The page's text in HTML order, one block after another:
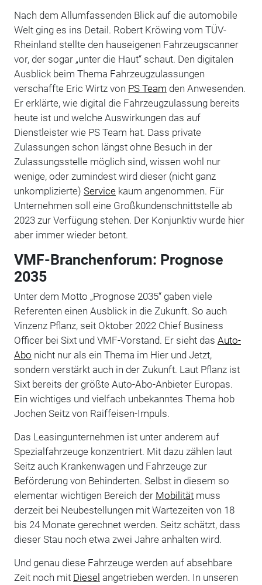
Nach dem Allumfassenden Blick auf die automobile
Welt ging es ins Detail. Robert Kröwing vom TÜV-
Rheinland stellte den hauseigenen Fahrzeugscanner
vor, der sogar „unter die Haut“ schaut. Den digitalen
Ausblick beim Thema Fahrzeugzulassungen
verschaffte Eric Wirtz von PS Team den Anwesenden.
Er erklärte, wie digital die Fahrzeugzulassung bereits
heute ist und welche Auswirkungen das auf
Dienstleister wie PS Team hat. Dass private
Zulassungen schon längst ohne Besuch in der
Zulassungsstelle möglich sind, wissen wohl nur
wenige, oder zumindest wird dieser (nicht ganz
unkomplizierte) Servicekaum angenommen. Für
Unternehmen soll eine Großkundenschnittstelle ab
2023 zur Verfügung stehen. Der Konjunktiv wurde hier
aber immer wieder betont.
VMF-Branchenforum: Prognose
2035
Unter dem Motto „Prognose 2035“ gaben viele
Referenten einen Ausblick in die Zukunft. So auch
Vinzenz Pflanz, seit Oktober 2022 Chief Business
Officer bei Sixt und VMF-Vorstand. Er sieht das Auto-
Abo nicht nur als ein Thema im Hier und Jetzt,
sondern verstärkt auch in der Zukunft. Laut Pflanz ist
Sixt bereits der größte Auto-Abo-Anbieter Europas.
Ein wichtiges und vielfach unbekanntes Thema hob
Jochen Seitz von Raiffeisen-Impuls.
Das Leasingunternehmen ist unter anderem auf
Spezialfahrzeuge konzentriert. Mit dazu zählen laut
Seitz auch Krankenwagen und Fahrzeuge zur
Beförderung von Behinderten. Selbst in diesem so
elementar wichtigen Bereich der Mobilitätmuss
derzeit bei Neubestellungen mit Wartezeiten von 18
bis 24 Monate gerechnet werden. Seitz schätzt, dass
dieser Stau noch etwa zwei Jahre anhalten wird.
Und genau diese Fahrzeuge werden auf absehbare
Zeit noch mit Diesel angetrieben werden. In unseren